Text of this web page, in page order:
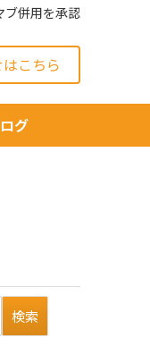
ブ併用を承認
こちら
グ